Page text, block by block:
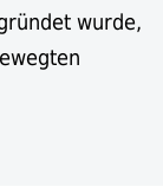
wurde,